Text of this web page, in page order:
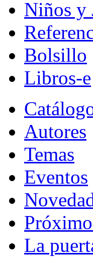
Niños y
Bolsillo
Libros-e
Autores
Temas
Eventos
La